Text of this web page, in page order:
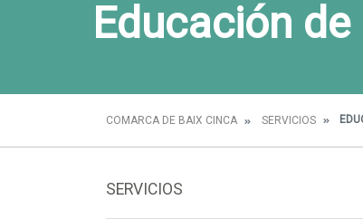
Educación
COMARCA DE BAIX CINCA SERVICIOS
SERVICIOS